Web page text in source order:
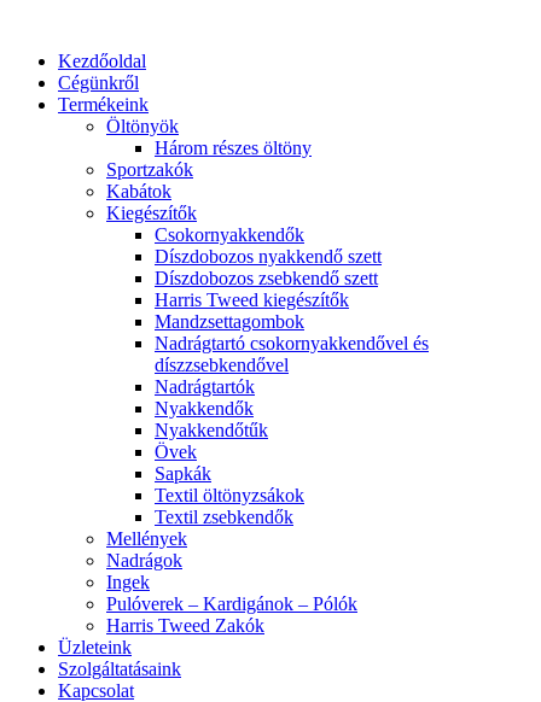
tartalomhozKezdőoldal
Cégünkről
Termékeink
Öltönyök
Három részes öltöny
Sportzakók
Kabátok
Kiegészítők
Csokornyakkendők
Díszdobozos nyakkendő szett
Díszdobozos zsebkendő szett
Harris Tweed kiegészítők
Mandzsettagombok
Nadrágtartó csokornyakkendővel és
díszzsebkendővel
Nadrágtartók
Nyakkendők
Nyakkendőtűk
Övek
Sapkák
Textil öltönyzsákok
Textil zsebkendők
Mellények
Nadrágok
Ingek
Pulóverek – Kardigánok – Pólók
Harris Tweed Zakók
Üzleteink
Szolgáltatásaink
Kapcsolat